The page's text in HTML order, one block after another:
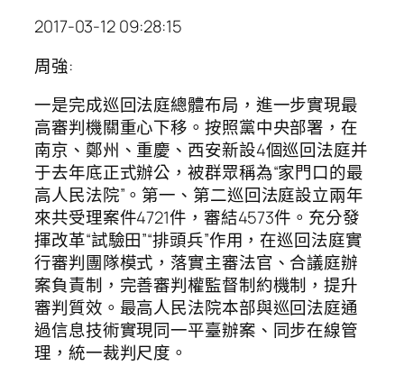
2017-03-12 09:28:15
周強:
一是完成巡回法庭總體布局，進一步實現最
高審判機關重心下移。按照黨中央部署，在
南京、鄭州、重慶、西安新設4個巡回法庭并
于去年底正式辦公，被群眾稱為“家門口的最
高人民法院”。第一、第二巡回法庭設立兩年
來共受理案件4721件，審結4573件。充分發
揮改革“試驗田”“排頭兵”作用，在巡回法庭實
行審判團隊模式，落實主審法官、合議庭辦
案負責制，完善審判權監督制約機制，提升
審判質效。最高人民法院本部與巡回法庭通
過信息技術實現同一平臺辦案、同步在線管
理，統一裁判尺度。